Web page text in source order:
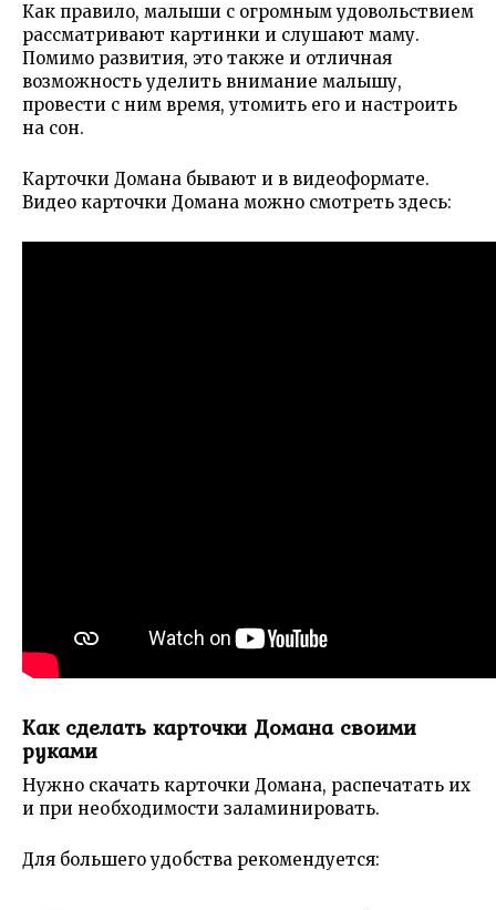
Как правило, малыши с огромным удовольствием
рассматривают картинки и слушают маму.
Помимо развития, это также и отличная
возможность уделить внимание малышу,
провести с ним время, утомить его и настроить
на сон.
Карточки Домана бывают и в видеоформате.
Видео карточки Домана можно смотреть здесь:
Как сделать карточки Домана своими
руками
Нужно скачать карточки Домана, распечатать их
и при необходимости заламинировать.
Для большего удобства рекомендуется: